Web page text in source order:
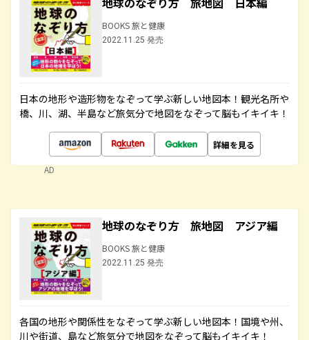
BOOKS 旅と健康
2022.11.25 発売
日本の地形や造形物をなぞって学ぶ新しい地図本！観光名所や
橋、川、湖、半島など旅気分で地図をなぞって脳もイキイキ！
詳細を見る
AD
地球のなぞり方 旅地図 アジア編
BOOKS 旅と健康
2022.11.25 発売
各国の地形や関係性をなぞって学ぶ新しい地図本！国境や州、
川や街道、島など旅気分で地図をなぞって脳もイキイキ！